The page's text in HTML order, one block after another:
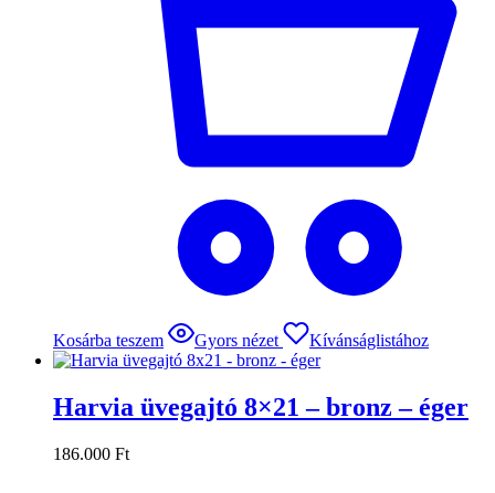
Kosárba teszem Gyors nézet Kívánságlistához
Harvia üvegajtó 8×21 – bronz – éger
186.000 Ft